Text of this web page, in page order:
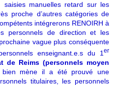
manuelles retard sur les
proche d’autres catégories de
intégrerons RENOIRH à
de direction et les
vague plus conséquente
enseignant.e.s du 1 er
de Reims (personnels moyen
bien mène il a été prouvé une
titulaires, les personnels